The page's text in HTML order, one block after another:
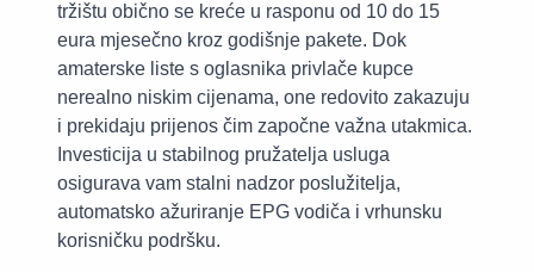
tržištu obično se kreće u rasponu od 10 do 15
eura mjesečno kroz godišnje pakete. Dok
amaterske liste s oglasnika privlače kupce
nerealno niskim cijenama, one redovito zakazuju
i prekidaju prijenos čim započne važna utakmica.
Investicija u stabilnog pružatelja usluga
osigurava vam stalni nadzor poslužitelja,
automatsko ažuriranje EPG vodiča i vrhunsku
korisničku podršku.